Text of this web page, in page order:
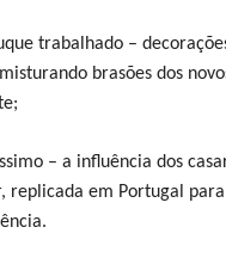
trabalhado –
brasões dos
– a influência dos
replicada em Portugal